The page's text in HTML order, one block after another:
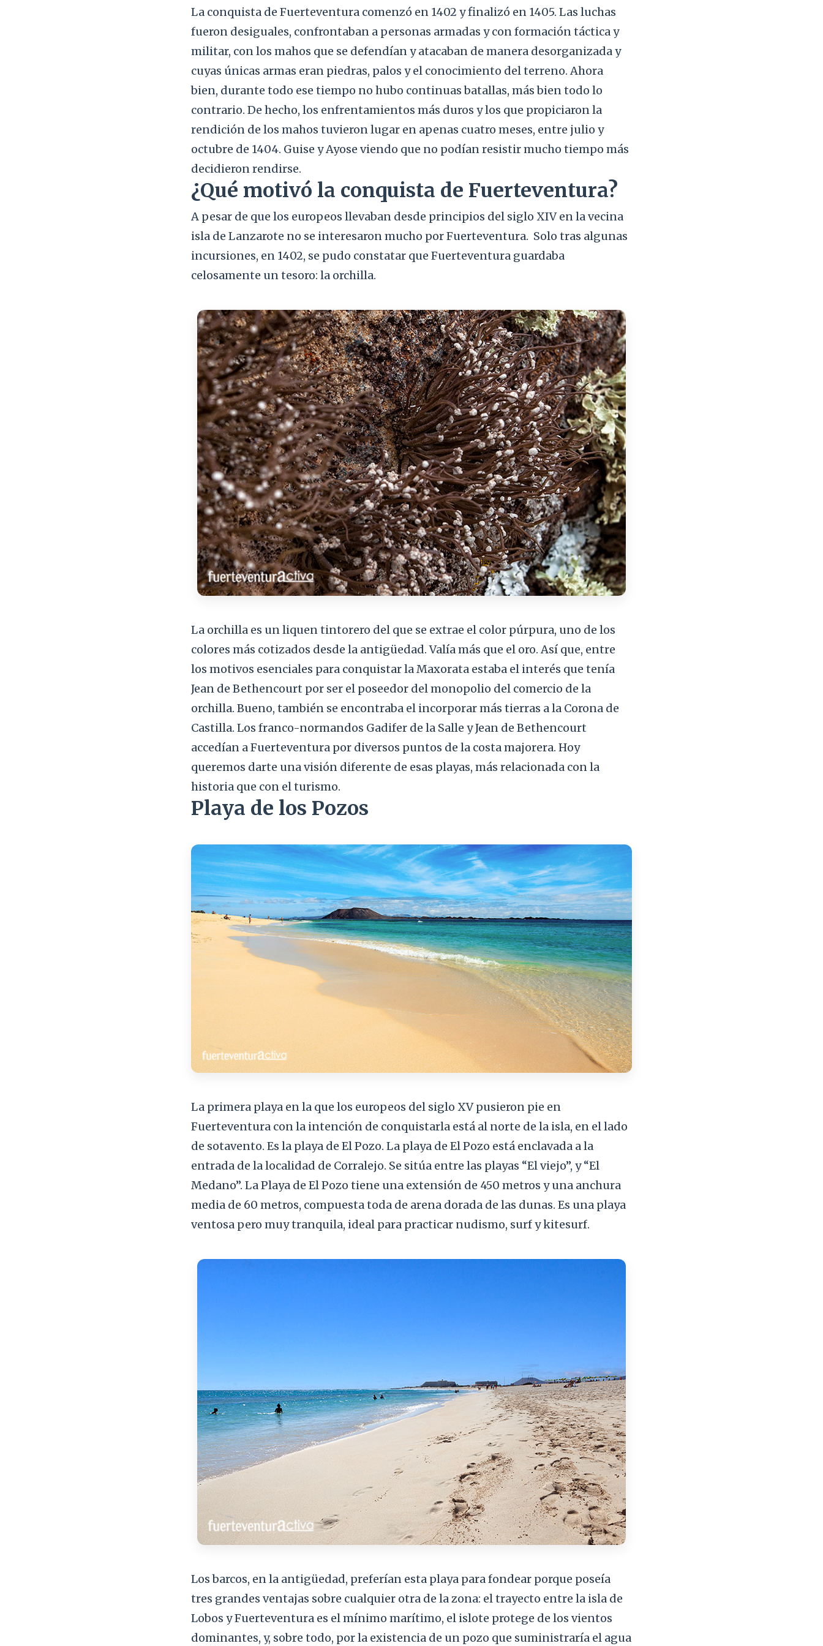
La conquista de Fuerteventura comenzó en 1402 y finalizó en 1405. Las luchas
fueron desiguales, confrontaban a personas armadas y con formación táctica y
militar, con los mahos que se defendían y atacaban de manera desorganizada y
cuyas únicas armas eran piedras, palos y el conocimiento del terreno. Ahora
bien, durante todo ese tiempo no hubo continuas batallas, más bien todo lo
contrario. De hecho, los enfrentamientos más duros y los que propiciaron la
rendición de los mahos tuvieron lugar en apenas cuatro meses, entre julio y
octubre de 1404. Guise y Ayose viendo que no podían resistir mucho tiempo más
decidieron rendirse.
¿Qué motivó la conquista de Fuerteventura?
A pesar de que los europeos llevaban desde principios del siglo XIV en la vecina
isla de Lanzarote no se interesaron mucho por Fuerteventura. Solo tras algunas
incursiones, en 1402, se pudo constatar que Fuerteventura guardaba
celosamente un tesoro: la orchilla.
La orchilla es un liquen tintorero del que se extrae el color púrpura, uno de los
colores más cotizados desde la antigüedad. Valía más que el oro. Así que, entre
los motivos esenciales para conquistar la Maxorata estaba el interés que tenía
Jean de Bethencourt por ser el poseedor del monopolio del comercio de la
orchilla. Bueno, también se encontraba el incorporar más tierras a la Corona de
Castilla. Los franco-normandos Gadifer de la Salle y Jean de Bethencourt
accedían a Fuerteventura por diversos puntos de la costa majorera. Hoy
queremos darte una visión diferente de esas playas, más relacionada con la
historia que con el turismo.
Playa de los Pozos
La primera playa en la que los europeos del siglo XV pusieron pie en
Fuerteventura con la intención de conquistarla está al norte de la isla, en el lado
de sotavento. Es la playa de El Pozo. La playa de El Pozo está enclavada a la
entrada de la localidad de Corralejo. Se sitúa entre las playas “El viejo”, y “El
Medano”. La Playa de El Pozo tiene una extensión de 450 metros y una anchura
media de 60 metros, compuesta toda de arena dorada de las dunas. Es una playa
ventosa pero muy tranquila, ideal para practicar nudismo, surf y kitesurf.
Los barcos, en la antigüedad, preferían esta playa para fondear porque poseía
tres grandes ventajas sobre cualquier otra de la zona: el trayecto entre la isla de
Lobos y Fuerteventura es el mínimo marítimo, el islote protege de los vientos
dominantes, y, sobre todo, por la existencia de un pozo que suministraría el agua